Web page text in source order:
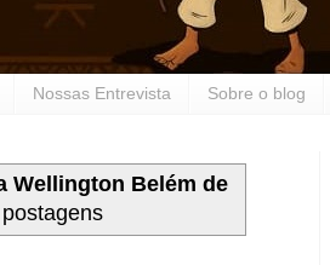
Nossas Entrevista Sobre o blog
Wellington Belém de